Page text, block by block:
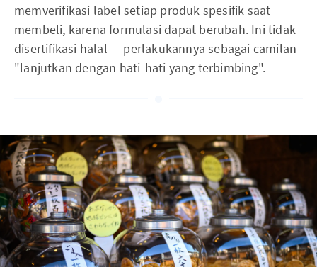
memverifikasi label setiap produk spesifik saat
membeli, karena formulasi dapat berubah. Ini tidak
disertifikasi halal — perlakukannya sebagai camilan
"lanjutkan dengan hati-hati yang terbimbing".